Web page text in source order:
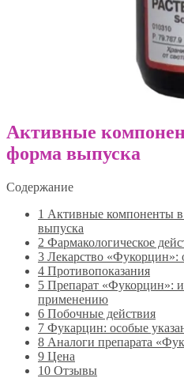
Активные
форма выпуска
Содержание
1 Активные компоненты в
выпуска
2 Фармакологическое
3 Лекарство «Фукорцин»:
4 Противопоказания
5 Препарат «Фукорцин»:
применению
6 Побочные действия
7 Фукарцин: особые
8 Аналоги препарата
9 Цена
10 Отзывы